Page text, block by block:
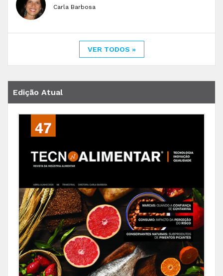
Carla Barbosa
VER TODOS »
Edição Atual